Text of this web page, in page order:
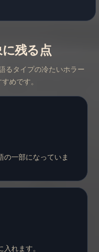
残る点
るタイプの冷たいホラー
めです。
の一部になっていま
れます。